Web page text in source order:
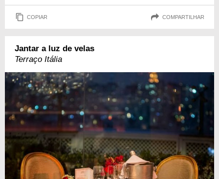
COPIAR COMPARTILHAR
Jantar a luz de velas
Terraço Itália